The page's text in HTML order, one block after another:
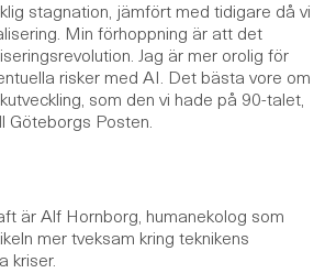
stagnation, jämfört med tidigare då vi
Min förhoppning är att det
Jag är mer orolig för
risker med AI. Det bästa vore om
som den vi hade på 90-talet,
Göteborgs Posten.
är Alf Hornborg, humanekolog som
mer tveksam kring teknikens
kriser.